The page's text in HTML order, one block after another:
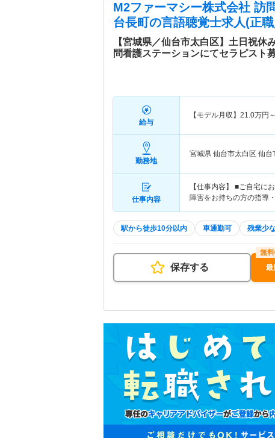
M2ファーマシー株式会社 訪
台長町の言語聴覚士求人(正
【宮城県／仙台市太白区】土日祝
問看護ステーションにてセラピスト
給与
【モデル月収】 21.0万円～
勤務地
宮城県 仙台市太白区 仙台
仕事内容
【仕事内容】 ■ご自宅に
障害をお持ちの方の指導
駅から徒歩10分以内 車通勤可 残業少
保存する 最